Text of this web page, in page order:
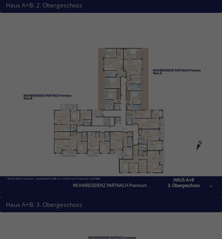
Haus A+B: 2. Obergeschoss
Haus A+B: 3. Obergeschoss